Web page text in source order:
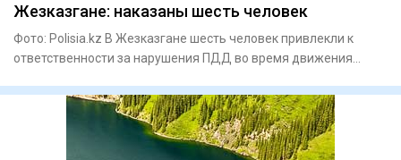
Жезказгане: наказаны шесть человек
Фото: Polisia.kz В Жезказгане шесть человек привлекли к
ответственности за нарушения ПДД во время движения